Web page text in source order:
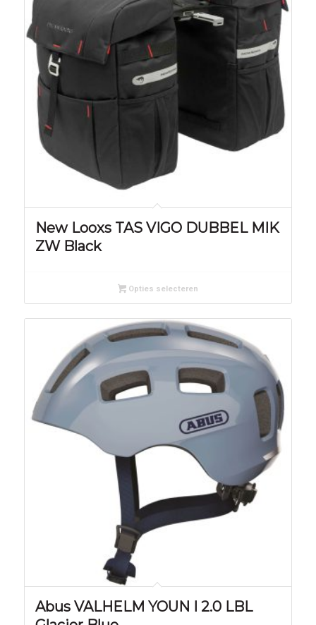
New Looxs TAS VIGO DUBBEL MIK
ZW Black
Opties selecteren
Abus VALHELM YOUN I 2.0 LBL